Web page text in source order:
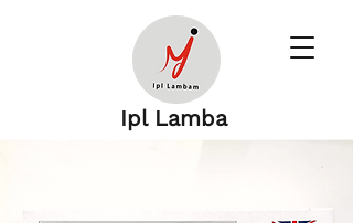
Ipl Lamba